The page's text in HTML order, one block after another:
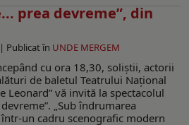
prea devreme”, din
Publicat în UNDE MERGEM
cu ora 18,30, soliștii, actorii
de baletul Teatrului Național
Leonard” vă invită la spectacolul
„Sub îndrumarea
un cadru scenografic modern